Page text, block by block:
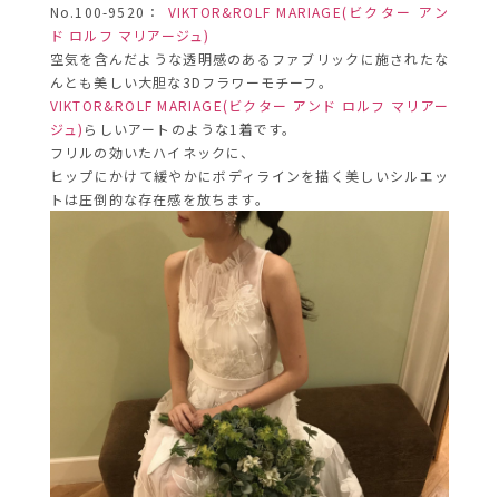
No.100-9520： VIKTOR&ROLF MARIAGE(ビクター アン
ド ロルフ マリアージュ)
空気を含んだような透明感のあるファブリックに施されたな
んとも美しい大胆な3Dフラワーモチーフ。
VIKTOR&ROLF MARIAGE(ビクター アンド ロルフ マリアー
ジュ) らしいアートのような1着です。
フリルの効いたハイネックに、
ヒップにかけて緩やかにボディラインを描く美しいシルエッ
トは圧倒的な存在感を放ちます。